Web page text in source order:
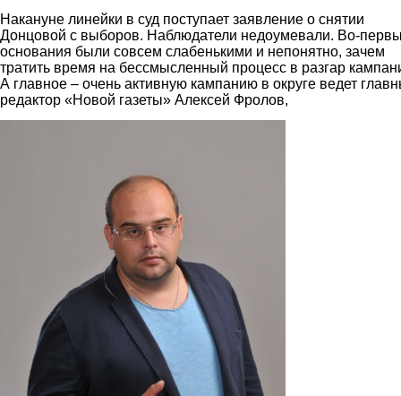
Накануне линейки в суд поступает заявление о снятии
Донцовой с выборов. Наблюдатели недоумевали. Во-
основания были совсем слабенькими и непонятно, зачем
тратить время на бессмысленный процесс в разгар
А главное – очень активную кампанию в округе ведет
редактор «Новой газеты» Алексей Фролов,